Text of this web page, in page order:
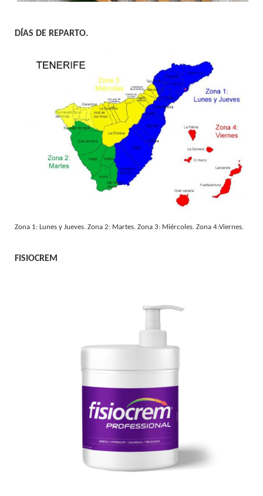
DÍAS DE REPARTO.
Zona 1: Lunes y Jueves. Zona 2: Martes. Zona 3: Miércoles. Zona 4:Viernes.
FISIOCREM